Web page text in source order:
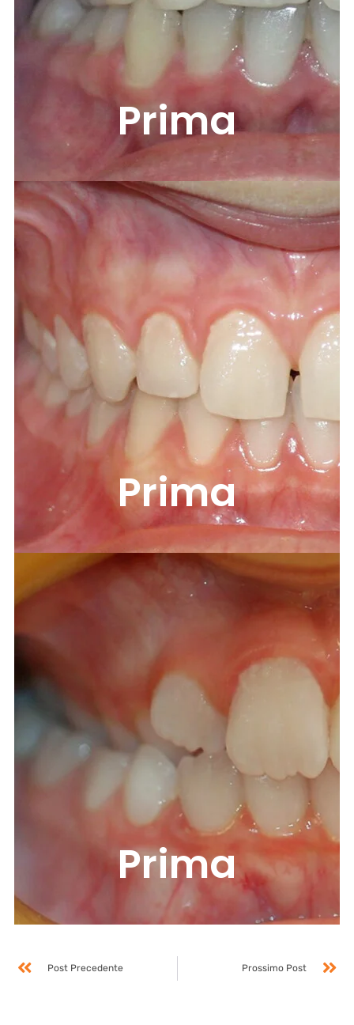
Prima
Prima
Prima
Post Precedente Prossimo Post